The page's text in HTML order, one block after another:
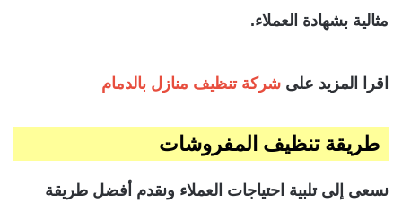
مثالية بشهادة العملاء.
اقرا المزيد على شركة تنظيف منازل بالدمام
طريقة تنظيف المفروشات
نسعى إلى تلبية احتياجات العملاء ونقدم أفضل طريقة